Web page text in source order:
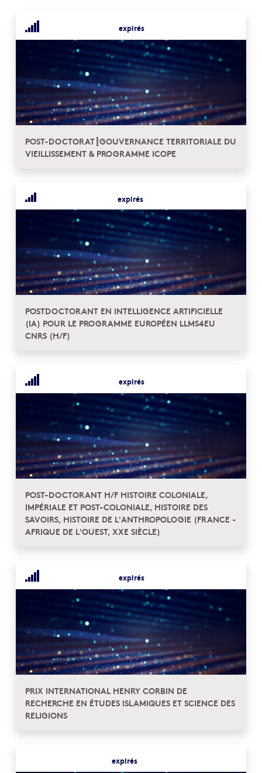
expirés
POST-DOCTORAT┋GOUVERNANCE TERRITORIALE DU
VIEILLISSEMENT & PROGRAMME ICOPE
expirés
POSTDOCTORANT EN INTELLIGENCE ARTIFICIELLE
(IA) POUR LE PROGRAMME EUROPÉEN LLMS4EU
CNRS (H/F)
expirés
POST-DOCTORANT H/F HISTOIRE COLONIALE,
IMPÉRIALE ET POST-COLONIALE, HISTOIRE DES
SAVOIRS, HISTOIRE DE L'ANTHROPOLOGIE (FRANCE -
AFRIQUE DE L'OUEST, XXE SIÈCLE)
expirés
PRIX INTERNATIONAL HENRY CORBIN DE
RECHERCHE EN ÉTUDES ISLAMIQUES ET SCIENCE DES
RELIGIONS
expirés